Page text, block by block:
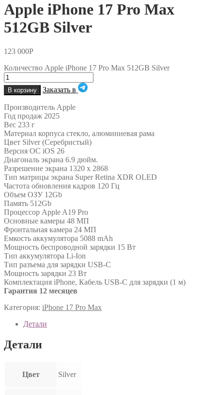
Apple iPhone 17 Pro Max
512GB Silver
123 000Р
Количество Apple iPhone 17 Pro Max 512GB Silver
В корзину Заказать в
Производитель Apple
Год продаж 2025
Вес 233 г
Материал корпуса стекло, алюминиевая рама
Цвет Silver (Серебристый)
Версия ОС iOS 26
Диагональ экрана 6.9 дюйм.
Разрешение экрана 1320 x 2868
Тип матрицы экрана Super Retina XDR OLED
Частота обновления кадров 120 Гц
Объем ОЗУ 12Gb
Память 512Gb
Процессор Apple A19 Pro
Основные камеры 48 МП
Фронтальная камера 24 МП
Емкость аккумулятора 5088 mAh
Мощность беспроводной зарядки 15 Вт
Тип аккумулятора Li-Ion
Тип разъема для зарядки USB-C
Мощность зарядки 23 Вт
Комплектация iPhone, Кабель USB-C для зарядки (1 м)
Гарантия 12 месяцев
Категория: iPhone 17 Pro Max
Детали
Детали
Цвет Silver